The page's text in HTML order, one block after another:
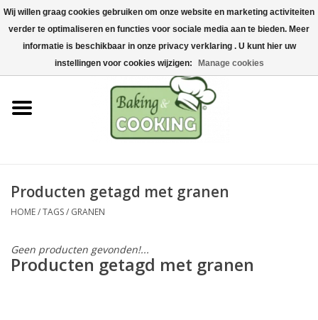
Home
Bak-& kookgerei
Machines & onderdelen
Chocolade & ijsbereiding
Hygiëne & opslag
Grondstoffen & Presentatie
Producten getagd met granen
HOME/TAGS/ GRANEN
Geen producten gevonden!...
Producten getagd met granen
Wij willen graag cookies gebruiken om onze website en marketing activiteiten
verder te optimaliseren en functies voor sociale media aan te bieden. Meer
informatie is beschikbaar in onze privacy verklaring . U kunt hier uw
instellingen voor cookies wijzigen:
Manage cookies